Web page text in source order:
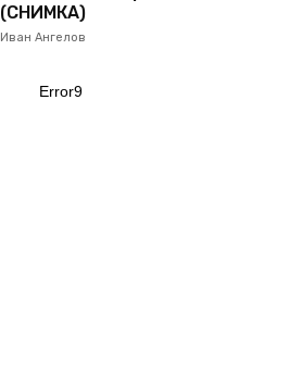
(СНИМКА)
Иван Ангелов
Error9